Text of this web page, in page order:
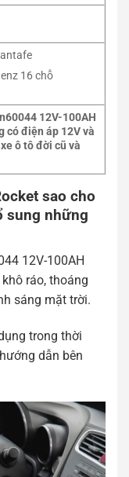
16 chỗ
12V-100AH
có điện áp 12V và
ô tô đời cũ và
sao cho
sung những
12V-100AH
ráo, thoáng
sáng mặt trời.
trong thời
dẫn bên